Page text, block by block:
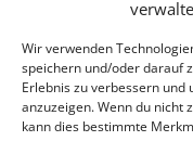
Wir verwenden
speichern und/oder darauf
Erlebnis zu verbessern
anzuzeigen. Wenn du nicht
kann dies bestimmte
* Diese Seite verwendet
einem Sternchen (*)
Affiliate-Link klickst und